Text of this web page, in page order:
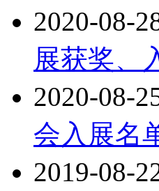
2020-08-
展获奖、
2020-08-
会入展名
2019-08-